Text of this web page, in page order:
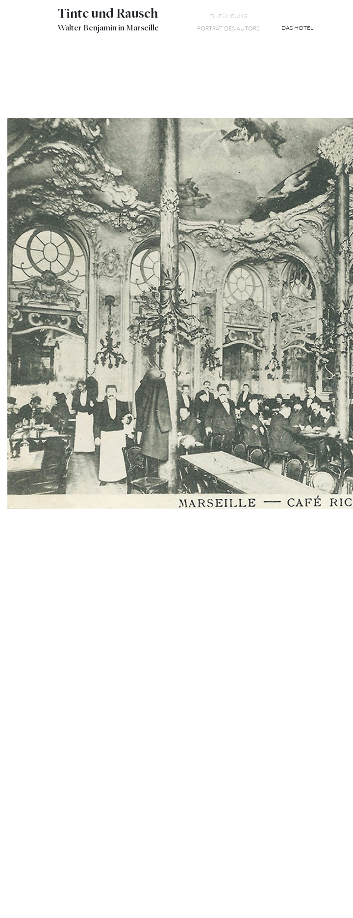
Tinte und Rausch
Walter Benjamin in Marseille
EINFÜHRUNG
PORTRÄT DES AUTORS
DAS HOTEL
CAFÉ RICHE
MARSEILLE INTÉRIEUR
CAFÉ RICHE
MARSEILLE CAFÉ RICHE
TWITTER TUMBLR PINTEREST